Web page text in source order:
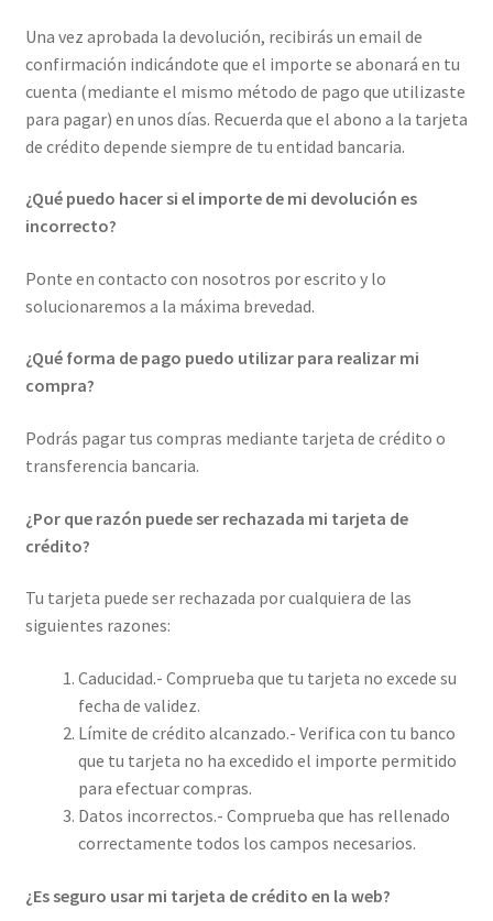
Una vez aprobada la devolución, recibirás un email de
confirmación indicándote que el importe se abonará en tu
cuenta (mediante el mismo método de pago que utilizaste
para pagar) en unos días. Recuerda que el abono a la tarjeta
de crédito depende siempre de tu entidad bancaria.
¿Qué puedo hacer si el importe de mi devolución es
incorrecto?
Ponte en contacto con nosotros por escrito y lo
solucionaremos a la máxima brevedad.
¿Qué forma de pago puedo utilizar para realizar mi
compra?
Podrás pagar tus compras mediante tarjeta de crédito o
transferencia bancaria.
¿Por que razón puede ser rechazada mi tarjeta de
crédito?
Tu tarjeta puede ser rechazada por cualquiera de las
siguientes razones:
Caducidad.- Comprueba que tu tarjeta no excede su
fecha de validez.
Límite de crédito alcanzado.- Verifica con tu banco
que tu tarjeta no ha excedido el importe permitido
para efectuar compras.
Datos incorrectos.- Comprueba que has rellenado
correctamente todos los campos necesarios.
¿Es seguro usar mi tarjeta de crédito en la web?